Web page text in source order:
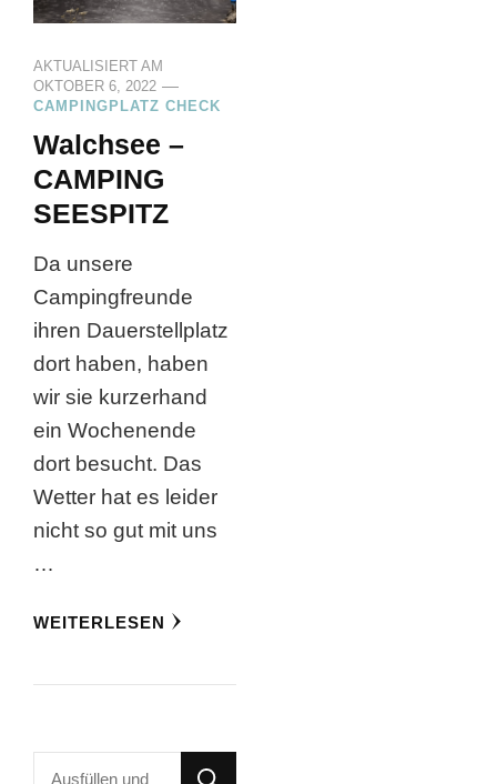
AKTUALISIERT AM
OKTOBER 6, 2022
CAMPINGPLATZ CHECK
Walchsee –
CAMPING
SEESPITZ
Da unsere
Campingfreunde
ihren Dauerstellplatz
dort haben, haben
wir sie kurzerhand
ein Wochenende
dort besucht. Das
Wetter hat es leider
nicht so gut mit uns
…
WEITERLESEN
Suchst